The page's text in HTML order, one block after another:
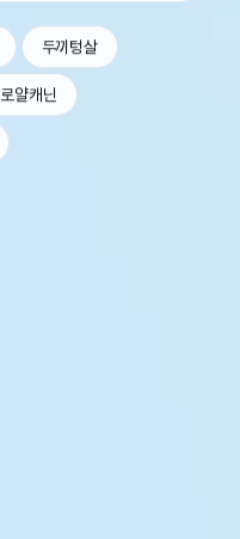
두끼텅살
로얄캐닌